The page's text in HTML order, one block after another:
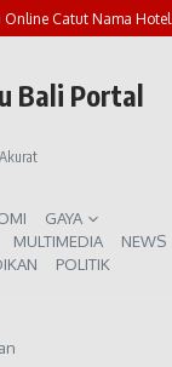
Catut Nama Hotel
Bali Portal
GAYA
MULTIMEDIA
NEWS
POLITIK